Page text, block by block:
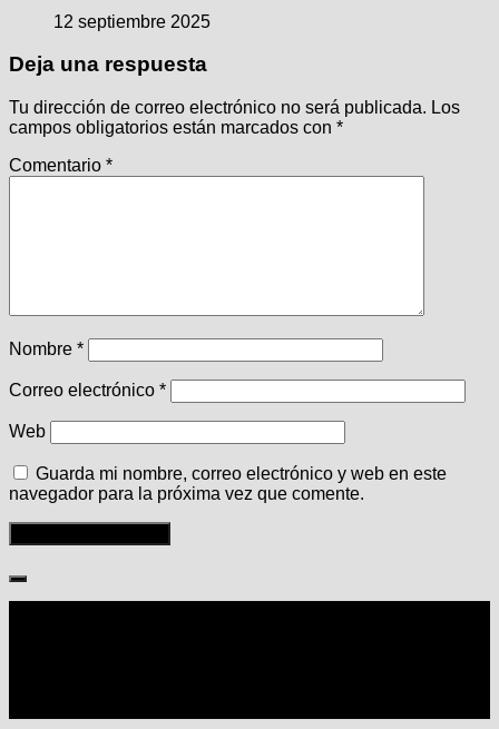
12 septiembre 2025
Deja una respuesta
Tu dirección de correo electrónico no será publicada. Los
campos obligatorios están marcados con *
Comentario *
Nombre *
Correo electrónico *
Web
Guarda mi nombre, correo electrónico y web en este
navegador para la próxima vez que comente.